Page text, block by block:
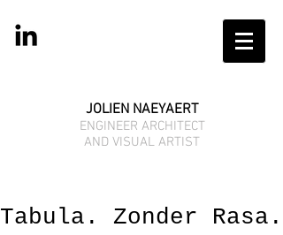
JOLIEN NAEYAERT
ENGINEER ARCHITECT
AND VISUAL ARTIST
Tabula. Zonder Rasa.